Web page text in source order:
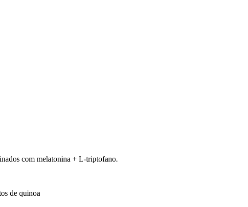
com melatonina + L-triptofano.
de quinoa